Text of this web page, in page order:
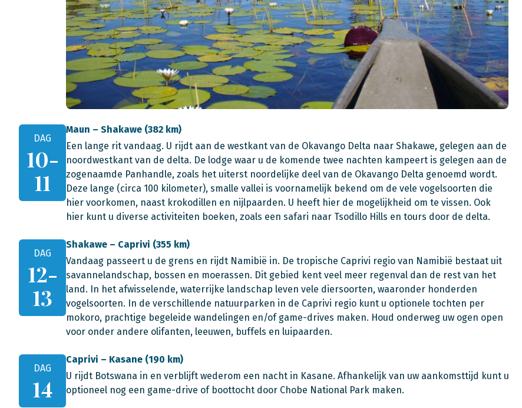
DAG
10-
11
Maun – Shakawe (382 km)
Een lange rit vandaag. U rijdt aan de westkant van de Okavango Delta naar Shakawe, gelegen aan de
noordwestkant van de delta. De lodge waar u de komende twee nachten kampeert is gelegen aan de
zogenaamde Panhandle, zoals het uiterst noordelijke deel van de Okavango Delta genoemd wordt.
Deze lange (circa 100 kilometer), smalle vallei is voornamelijk bekend om de vele vogelsoorten die
hier voorkomen, naast krokodillen en nijlpaarden. U heeft hier de mogelijkheid om te vissen. Ook
hier kunt u diverse activiteiten boeken, zoals een safari naar Tsodillo Hills en tours door de delta.
DAG
12-
13
Shakawe – Caprivi (355 km)
Vandaag passeert u de grens en rijdt Namibië in. De tropische Caprivi regio van Namibië bestaat uit
savannelandschap, bossen en moerassen. Dit gebied kent veel meer regenval dan de rest van het
land. In het afwisselende, waterrijke landschap leven vele diersoorten, waaronder honderden
vogelsoorten. In de verschillende natuurparken in de Caprivi regio kunt u optionele tochten per
mokoro, prachtige begeleide wandelingen en/of game-drives maken. Houd onderweg uw ogen open
voor onder andere olifanten, leeuwen, buffels en luipaarden.
DAG
14
Caprivi – Kasane (190 km)
U rijdt Botswana in en verblijft wederom een nacht in Kasane. Afhankelijk van uw aankomsttijd kunt u
optioneel nog een game-drive of boottocht door Chobe National Park maken.